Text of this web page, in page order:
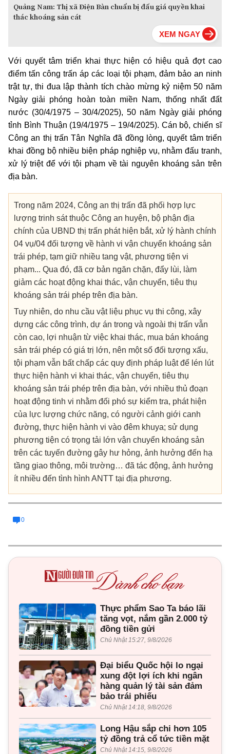
Quảng Nam: Thị xã Điện Bàn chuẩn bị đấu giá quyền khai
thác khoáng sản cát
Với quyết tâm triển khai thực hiện có hiệu quả đợt cao
điểm tấn công trấn áp các loại tội phạm, đảm bảo an ninh
trật tự, thi đua lập thành tích chào mừng kỷ niệm 50 năm
Ngày giải phóng hoàn toàn miền Nam, thống nhất đất
nước (30/4/1975 – 30/4/2025), 50 năm Ngày giải phóng
tỉnh Bình Thuận (19/4/1975 – 19/4/2025). Cán bộ, chiến sĩ
Công an thị trấn Tân Nghĩa đã đồng lòng, quyết tâm triển
khai đồng bộ nhiều biện pháp nghiệp vụ, nhằm đấu tranh,
xử lý triệt để với tội phạm về tài nguyên khoáng sản trên
địa bàn.
Trong năm 2024, Công an thị trấn đã phối hợp lực
lượng trinh sát thuộc Công an huyện, bộ phận địa
chính của UBND thị trấn phát hiện bắt, xử lý hành chính
04 vụ/04 đối tượng về hành vi vận chuyển khoáng sản
trái phép, tạm giữ nhiều tang vật, phương tiện vi
phạm... Qua đó, đã cơ bản ngăn chặn, đẩy lùi, làm
giảm các hoạt động khai thác, vận chuyển, tiêu thụ
khoáng sản trái phép trên địa bàn.
Tuy nhiên, do nhu cầu vật liệu phục vụ thi công, xây
dựng các công trình, dự án trong và ngoài thị trấn vẫn
còn cao, lợi nhuận từ việc khai thác, mua bán khoáng
sản trái phép có giá trị lớn, nên một số đối tượng xấu,
tội phạm vẫn bất chấp các quy định pháp luật để lén lút
thực hiện hành vi khai thác, vận chuyển, tiêu thụ
khoáng sản trái phép trên địa bàn, với nhiều thủ đoạn
hoạt động tinh vi nhằm đối phó sự kiểm tra, phát hiện
của lực lượng chức năng, có người cảnh giới canh
đường, thực hiện hành vi vào đêm khuya; sử dụng
phương tiện có trọng tải lớn vận chuyển khoáng sản
trên các tuyến đường gây hư hỏng, ảnh hưởng đến hạ
tầng giao thông, môi trường… đã tác động, ảnh hưởng
ít nhiều đến tình hình ANTT tại địa phương.
0
Thực phẩm Sao Ta báo lãi
tăng vọt, nắm gần 2.000 tỷ
đồng tiền gửi
Chủ Nhật 15:27, 9/8/2026
Đại biểu Quốc hội lo ngại
xung đột lợi ích khi ngân
hàng quản lý tài sản đảm
bảo trái phiếu
Chủ Nhật 14:18, 9/8/2026
Long Hậu sắp chi hơn 105
tỷ đồng trả cổ tức tiền mặt
Chủ Nhật 14:15, 9/8/2026